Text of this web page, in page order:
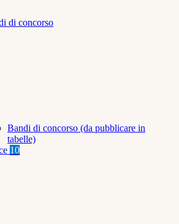
di concorso
Bandi di concorso (da pubblicare in
tabelle)
10